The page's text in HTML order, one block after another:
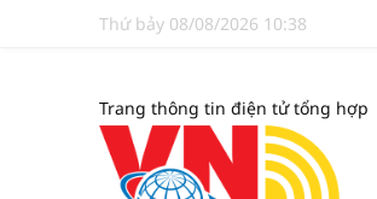
Thứ bảy 08/08/2026 10:38
Trang thông tin điện tử tổng hợp